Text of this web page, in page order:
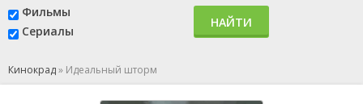
Фильмы
Сериалы
НАЙТИ
Кинокрад» Идеальный шторм